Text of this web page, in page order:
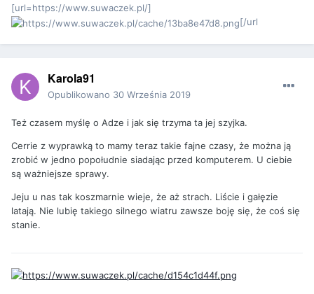
[url=https://www.suwaczek.pl/]
[/url
Karola91
Opublikowano 30 Września 2019
Też czasem myślę o Adze i jak się trzyma ta jej szyjka.
Cerrie z wyprawką to mamy teraz takie fajne czasy, że można ją
zrobić w jedno popołudnie siadając przed komputerem. U ciebie
są ważniejsze sprawy.
Jeju u nas tak koszmarnie wieje, że aż strach. Liście i gałęzie
latają. Nie lubię takiego silnego wiatru zawsze boję się, że coś się
stanie.